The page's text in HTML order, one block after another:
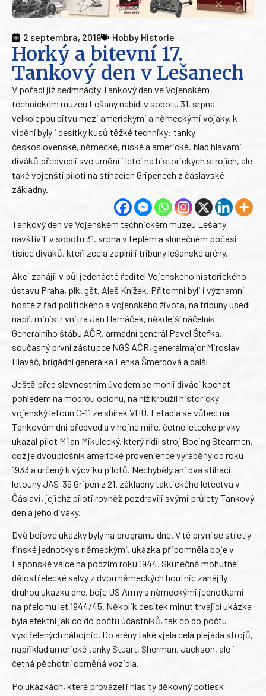
2 septembra, 2019 Hobby Historie
Horký a bitevní 17.
Tankový den v Lešanech
V pořadí již sedmnáctý Tankový den ve Vojenském
technickém muzeu Lešany nabídl v sobotu 31. srpna
velkolepou bitvu mezi americkými a německými vojáky, k
vidění byly i desítky kusů těžké techniky: tanky
československé, německé, ruské a americké. Nad hlavami
diváků předvedli své umění i letci na historických strojích, ale
také vojenští piloti na stíhacích Gripenech z čáslavské
základny.
Tankový den ve Vojenském technickém muzeu Lešany
navštívili v sobotu 31. srpna v teplém a slunečném počasí
tisíce diváků, kteří zcela zaplnili tribuny lešanské arény.
Akci zahájil v půl jedenácté ředitel Vojenského historického
ústavu Praha, plk. gšt. Aleš Knížek. Přítomni byli i významní
hosté z řad politického a vojenského života, na tribuny usedl
např. ministr vnitra Jan Hamáček, někdejší náčelník
Generálního štábu AČR, armádní generál Pavel Štefka,
současný první zástupce NGŠ AČR, generálmajor Miroslav
Hlaváč, brigádní generálka Lenka Šmerdová a další
Ještě před slavnostním úvodem se mohli diváci kochat
pohledem na modrou oblohu, na níž kroužil historický
vojenský letoun C-11 ze sbírek VHÚ. Letadla se vůbec na
Tankovém dni předvedla v hojné míře, četné letecké prvky
ukázal pilot Milan Mikulecký, který řídil stroj Boeing Stearmen,
což je dvouplošník americké provenience vyráběný od roku
1933 a určený k výcviku pilotů. Nechyběly ani dva stíhací
letouny JAS-39 Gripen z 21. základny taktického letectva v
Čáslavi, jejichž piloti rovněž pozdravili svými průlety Tankový
den a jeho diváky.
Dvě bojové ukázky byly na programu dne. V té první se střetly
finské jednotky s německými, ukázka připomněla boje v
Laponské válce na podzim roku 1944. Skutečně mohutné
dělostřelecké salvy z dvou německých houfnic zahájily
druhou ukázku dne, boje US Army s německými jednotkami
na přelomu let 1944/45. Několik desítek minut trvající ukázka
byla efektní jak co do počtu účastníků, tak co do počtu
vystřelených nábojnic. Do arény také vjela celá plejáda strojů,
například americké tanky Stuart, Sherman, Jackson, ale i
četná pěchotní obrněná vozidla.
Po ukázkách, které provázel i hlasitý děkovný potlesk